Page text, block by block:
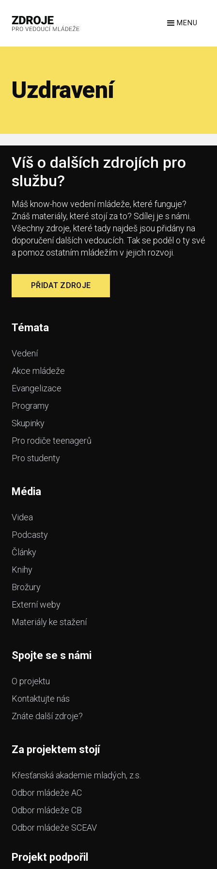
MENU
Uzdravení
Víš o dalších zdrojích pro
službu?
Máš know-how vedení mládeže, které funguje?
Znáš materiály, které stojí za to? Sdílej je s námi.
Všechny zdroje, které tady najdeš jsou přidány na
doporučení dalších vedoucích. Tak se poděl o ty své
a pomoz ostatním mládežím v jejich rozvoji.
PŘIDAT ZDROJE
Témata
Vedení
Akce mládeže
Evangelizace
Programy
Skupinky
Pro rodiče teenagerů
Pro studenty
Média
Videa
Podcasty
Články
Knihy
Brožury
Externí weby
Materiály ke stažení
Spojte se s námi
O projektu
Kontaktujte nás
Znáte další zdroje?
Za projektem stojí
Křesťanská akademie mladých, z.s.
Odbor mládeže AC
Odbor mládeže CB
Odbor mládeže SCEAV
Projekt podpořil